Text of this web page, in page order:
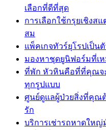
เลือกที่ดีที่สุด
การเลือกใช้กรุยเชิงส
สม
แพ็คเกจทัวร์ยุโรปเป็น
มองหาชุดยูนิฟอร์มที่เ
ที่พัก หัวหินคือที่ที่คุณจ
ทุกรูปแบบ
ศูนย์ดูแลผู้ป่วยสิ่งที่คุณ
รัก
บริการเช่ารถหาดให